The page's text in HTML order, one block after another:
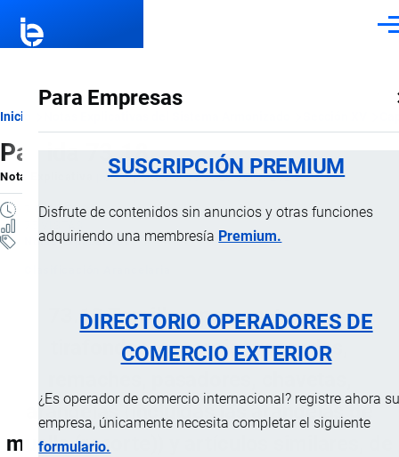
Para Empresas
SUSCRIPCIÓN PREMIUM
Disfrute de contenidos sin anuncios y otras funciones
adquiriendo una membresía Premium.
DIRECTORIO OPERADORES DE
COMERCIO EXTERIOR
¿Es operador de comercio internacional? registre ahora
empresa, únicamente necesita completar el siguiente
formulario.
Ruta
de
navegación
Inicio
Partida 73.18
Nota Explicativa porImportaciones …, 20 Julio, 2024
7 MINUTOS
Notas Explicativas
73.18 Tornillos, pernos, tuercas,
tirafondos, escarpias roscadas,
arandelas (incluidas las arandelas de
muelle (resorte)) y artículos similares, de